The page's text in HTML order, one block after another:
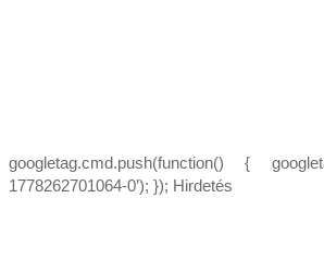
googletag.cmd.push(function() {
1778262701064-0’); }); Hirdetés